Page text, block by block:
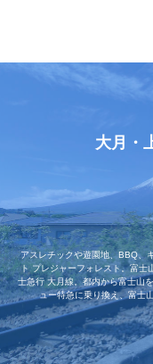
大月・
アスレチックや遊園地、BBQ、
ト プレジャーフォレスト。富士
士急行 大月線。都内から富士山
ュー特急に乗り換え、富士